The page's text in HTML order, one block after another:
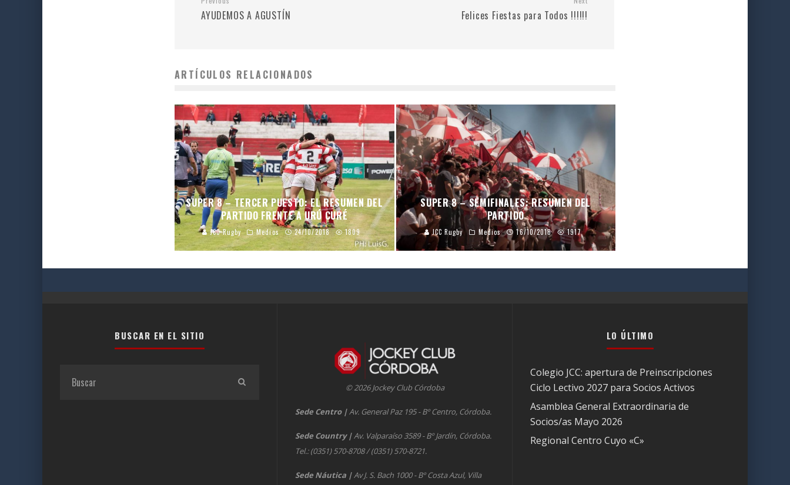
AYUDEMOS A AGUSTÍN Felices Fiestas para Todos !!!!!!
ARTÍCULOS RELACIONADOS
SUPER 8 – TERCER PUESTO: EL RESUMEN DEL
PARTIDO FRENTE A URÚ CURÉ
JCC Rugby Medios 24/10/2018 1809
SUPER 8 – SEMIFINALES: RESUMEN DEL
PARTIDO
JCC Rugby Medios 16/10/2018 1917
BUSCAR EN EL SITIO
© 2026 Jockey Club Córdoba
Sede Centro |Av. General Paz 195 - Bº Centro, Córdoba.
Sede Country |Av. Valparaíso 3589 - Bº Jardín, Córdoba.
Tel.: (0351) 570-8708 / (0351) 570-8721.
Sede Náutica |Av J. S. Bach 1000 - Bº Costa Azul, Villa
LO ÚLTIMO
Colegio JCC: apertura de Preinscripciones
Ciclo Lectivo 2027 para Socios Activos
Asamblea General Extraordinaria de
Socios/as Mayo 2026
Regional Centro Cuyo «C»